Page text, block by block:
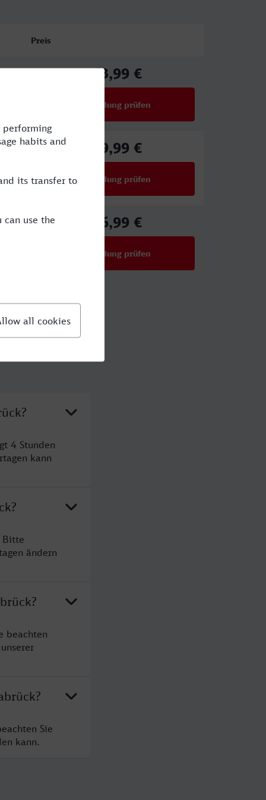
Preis
63,99 €
Verbindung prüfen
59,99 €
Verbindung prüfen
46,99 €
Verbindung prüfen
4 Stunden
kann
Bitte
ändern
beachten
Sie
kann.